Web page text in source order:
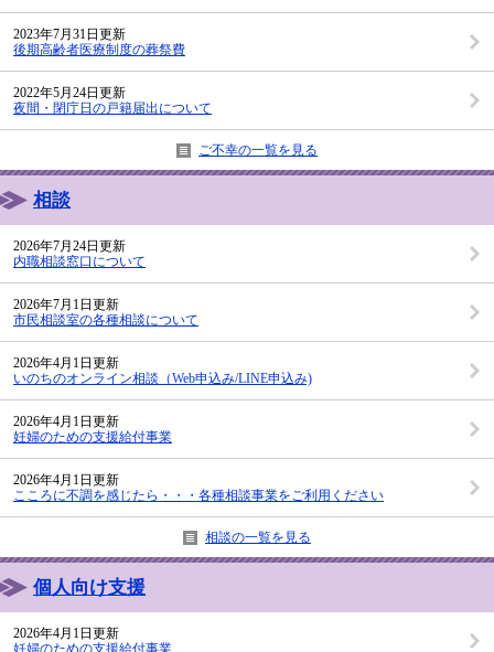
2023年7月31日更新
後期高齢者医療制度の葬祭費
2022年5月24日更新
夜間・閉庁日の戸籍届出について
ご不幸の一覧を見る
相談
2026年7月24日更新
内職相談窓口について
2026年7月1日更新
市民相談室の各種相談について
2026年4月1日更新
いのちのオンライン相談（Web申込み/LINE申込み)
2026年4月1日更新
妊婦のための支援給付事業
2026年4月1日更新
こころに不調を感じたら・・・各種相談事業をご利用ください
相談の一覧を見る
個人向け支援
2026年4月1日更新
妊婦のための支援給付事業